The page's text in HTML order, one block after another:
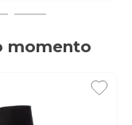
momento